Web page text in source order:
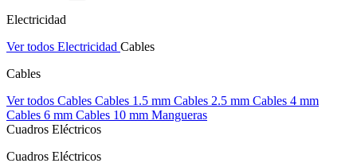
Electricidad
Ver todos Electricidad Cables
Cables
Ver todos Cables Cables 1.5 mm Cables 2.5 mm Cables 4 mm
Cables 6 mm Cables 10 mm Mangueras
Cuadros Eléctricos
Cuadros Eléctricos